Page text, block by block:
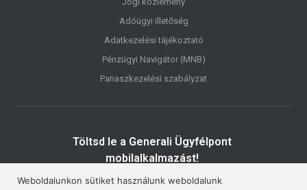
Adóügyi illetőség
Adatkezelési tájékoztató
Pénzügyi Navigátor (MNB)
Panaszkezelési szabályzat
Töltsd le a Generali Ügyfélpont
mobilalkalmazást!
Weboldalunkon sütiket használunk weboldalunk